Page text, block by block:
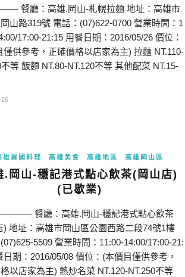
餐廳：高雄.岡山-札幌拉麵 地址：高雄市
山路319號 電話：(07)622-0700 營業時間：1
17:00-21:15 用餐日期：2016/05/26 價位：
僅供參考，正確價格以店家為主) 拉麵 NT.110-
不等 飯麵 NT.80-NT.120不等 其他配菜 NT.15-
雄異國料理 高雄美食 高雄地區 高雄岡山區
.岡山-穩記港式點心飲茶(岡山店)
(已歇業)
餐廳：高雄.岡山-穩記港式點心飲茶
) 地址：高雄市岡山區公園西路二段74號1樓
5509 營業時間：11:00-14:00/17:00-21:
日期：2016/05/08 價位：(本價目僅供參考，
以店家為主) 熱炒名菜 NT.120-NT.250不等